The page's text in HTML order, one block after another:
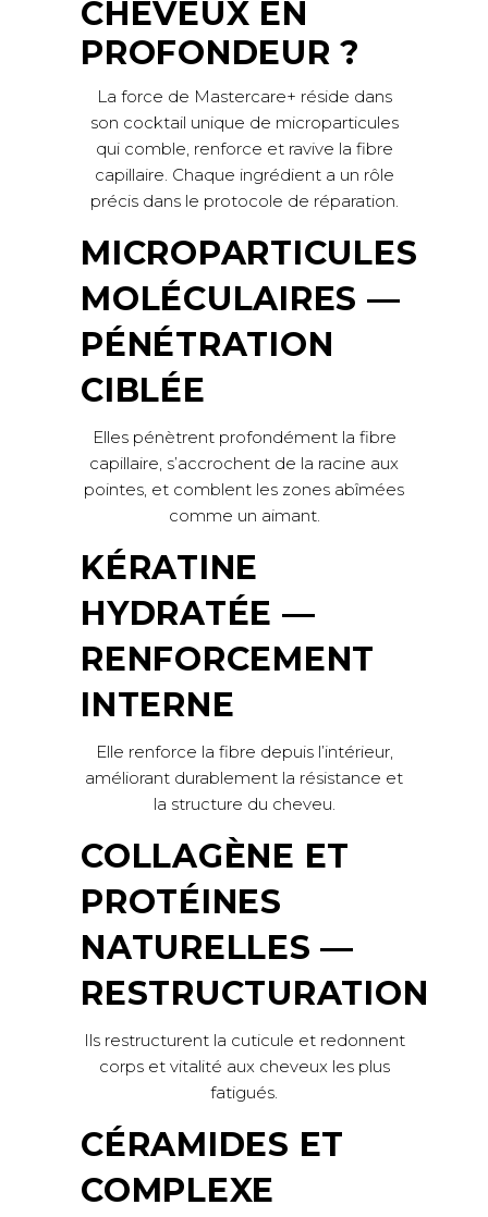
CHEVEUX EN
PROFONDEUR ?
La force de Mastercare+ réside dans
son cocktail unique de microparticules
qui comble, renforce et ravive la fibre
capillaire. Chaque ingrédient a un rôle
précis dans le protocole de réparation.
MICROPARTICULES
MOLÉCULAIRES —
PÉNÉTRATION
CIBLÉE
Elles pénètrent profondément la fibre
capillaire, s’accrochent de la racine aux
pointes, et comblent les zones abîmées
comme un aimant.
KÉRATINE
HYDRATÉE —
RENFORCEMENT
INTERNE
Elle renforce la fibre depuis l’intérieur,
améliorant durablement la résistance et
la structure du cheveu.
COLLAGÈNE ET
PROTÉINES
NATURELLES —
RESTRUCTURATION
Ils restructurent la cuticule et redonnent
corps et vitalité aux cheveux les plus
fatigués.
CÉRAMIDES ET
COMPLEXE